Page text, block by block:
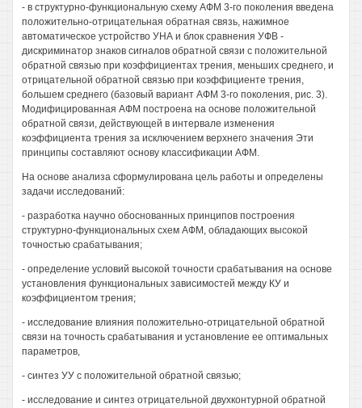
- в структурно-функциональную схему АФМ 3-го поколения введена
положительно-отрицательная обратная связь, нажимное
автоматическое устройство УНА и блок сравнения УФВ -
дискриминатор знаков сигналов обратной связи с положительной
обратной связью при коэффициентах трения, меньших среднего, и
отрицательной обратной связью при коэффициенте трения,
большем среднего (базовый вариант АФМ 3-го поколения, рис. 3).
Модифицированная АФМ построена на основе положительной
обратной связи, действующей в интервале изменения
коэффициента трения за исключением верхнего значения Эти
принципы составляют основу классификации АФМ.
На основе анализа сформулирована цель работы и определены
задачи исследований:
- разработка научно обоснованных принципов построения
структурно-функциональных схем АФМ, обладающих высокой
точностью срабатывания;
- определение условий высокой точности срабатывания на основе
установления функциональных зависимостей между КУ и
коэффициентом трения;
- исследование влияния положительно-отрицательной обратной
связи на точность срабатывания и установление ее оптимальных
параметров,
- синтез УУ с положительной обратной связью;
- исследование и синтез отрицательной двухконтурной обратной